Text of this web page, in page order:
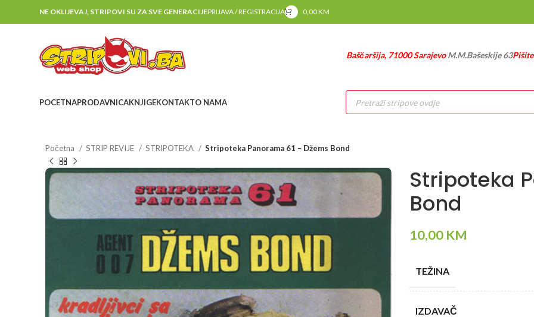
NE OKLIJEVAJ, STRIPOVI SU ZA SVE GENERACIJEPRIJAVA / REGISTRACIJA 0,00KM
Baščaršija, 71000 SarajevoM.M.Bašeskije 63
POCETNAPRODAVNICAKNJIGEKONTAKTO NAMA
Products
search
Početna STRIP REVIJE STRIPOTEKA Stripoteka Panorama 61 – Džems Bond
Stripoteka
Bond
10,00 KM
TEŽINA
IZDAVAČ